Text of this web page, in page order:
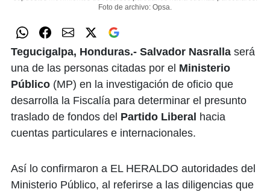
Foto de archivo: Opsa.
Tegucigalpa, Honduras.- Salvador Nasralla será
una de las personas citadas por el Ministerio
Público (MP) en la investigación de oficio que
desarrolla la Fiscalía para determinar el presunto
traslado de fondos del Partido Liberal hacia
cuentas particulares e internacionales.
Así lo confirmaron a EL HERALDO autoridades del
Ministerio Público, al referirse a las diligencias que